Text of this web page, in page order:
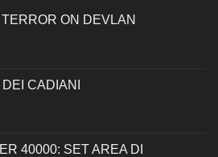
ON DEVLAN
CADIANI
40000: SET AREA DI